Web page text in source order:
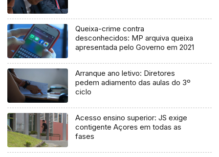
Queixa-crime contra
desconhecidos: MP arquiva queixa
apresentada pelo Governo em 2021
Arranque ano letivo: Diretores
pedem adiamento das aulas do 3º
ciclo
Acesso ensino superior: JS exige
contigente Açores em todas as
fases